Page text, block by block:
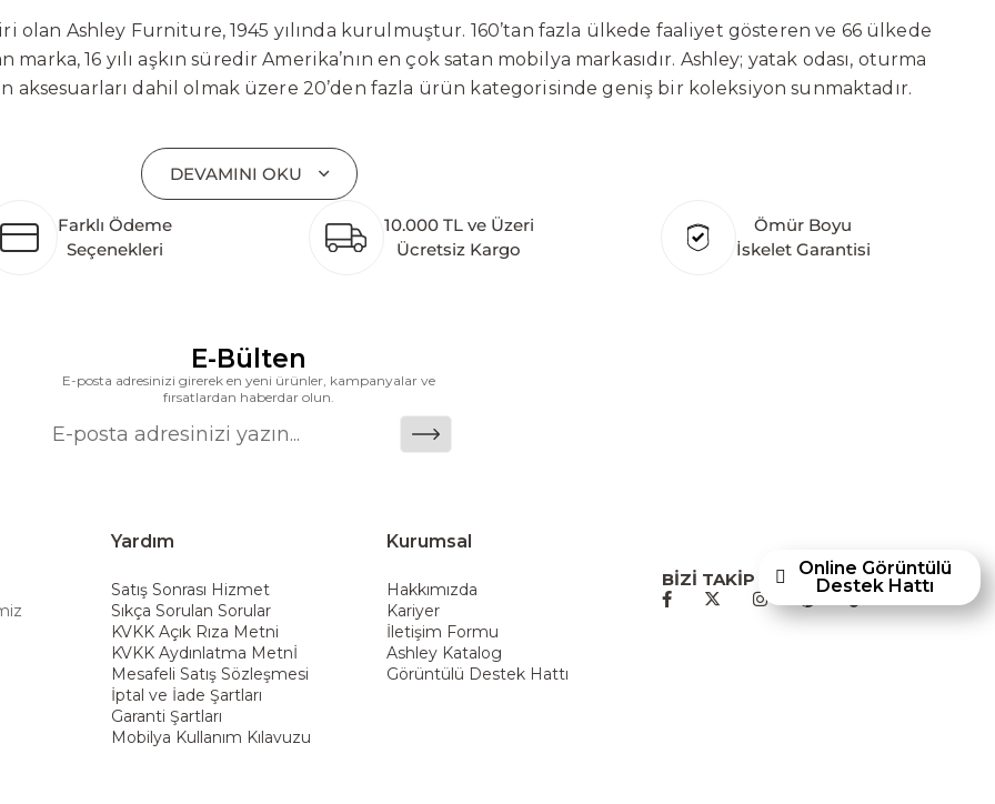
Ashley Furniture, 1945 yılında kurulmuştur. 160’tan fazla ülkede faaliyet gösteren ve 66 ülkede
marka, 16 yılı aşkın süredir Amerika’nın en çok satan mobilya markasıdır. Ashley; yatak odası, oturma
aksesuarları dahil olmak üzere 20’den fazla ürün kategorisinde geniş bir koleksiyon sunmaktadır.
bir pazar payına ulaşmıştır. Marka; sadece mevcut başarılarına değil, aynı zamanda gelecekte
temel yaklaşım olarak benimsemektedir. Türkiye’deki yatırımları kapsamında, Kayseri Serbest
tesisinin altyapısı tamamlanmıştır. Ashley Furniture’ın hedefi; Türkiye merkezli bir üretim üssü
pazarlarına hizmet vermektir. Dünya genelinde 7 farklı ülkede üretim tesisine sahip olan markanın
katkı açısından önemli bir değer yaratmaktadır. Ashley Furniture Homestore; Türkiye’de üretilecek
sunar. Teknoloji ve mağazacılığı bir araya getiren Ashley Furniture Homestore, 80 yılı aşkın
deneyimi sunmak ve bu konforu her eve taşımak amacıyla Türkiye’de faaliyet göstermektedir."
DEVAMINI OKU
Farklı Ödeme
Seçenekleri
10.000 TL ve Üzeri
Ücretsiz Kargo
Ömür Boyu
İskelet Garantisi
E-Bülten
E-posta adresinizi girerek en yeni ürünler, kampanyalar ve
fırsatlardan haberdar olun.
Yardım
Satış Sonrası Hizmet
Sıkça Sorulan Sorular
KVKK Açık Rıza Metni
KVKK Aydınlatma Metnİ
Mesafeli Satış Sözleşmesi
İptal ve İade Şartları
Garanti Şartları
Mobilya Kullanım Kılavuzu
Kurumsal
Hakkımızda
Kariyer
İletişim Formu
Ashley Katalog
Görüntülü Destek Hattı
BİZİ TAKİP EDİN
Online Görüntülü
Destek Hattı